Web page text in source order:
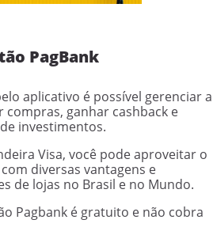
PagBank
aplicativo é possível gerenciar a
compras, ganhar cashback e
investimentos.
Visa, você pode aproveitar o
diversas vantagens e
de lojas no Brasil e no Mundo.
Pagbank é gratuito e não cobra